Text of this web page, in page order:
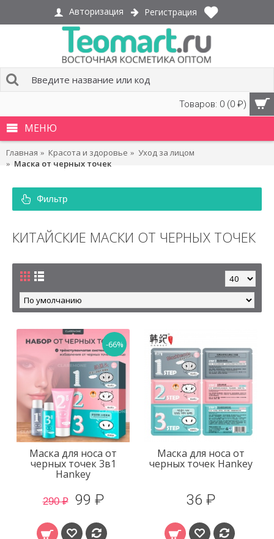
Авторизация Регистрация
Товаров: 0 (0 ₽)
МЕНЮ
Главная Красота и здоровье
Уход за лицом
Маска от черных точек
Фильтр
КИТАЙСКИЕ МАСКИ ОТ ЧЕРНЫХ ТОЧЕК
-66%
Маска для носа от
черных точек 3в1
Hankey
290 ₽ 99 ₽
Маска для носа от
черных точек Hankey
36 ₽